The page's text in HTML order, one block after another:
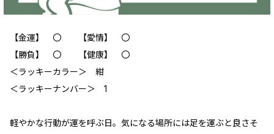
【金運】 〇 【愛情】 〇
【勝負】 〇 【健康】 〇
‪＜ラッキーカラー＞ 紺
＜ラッキーナンバー＞ 1
軽やかな行動が運を呼ぶ日。気になる場所には足を運ぶと良さそ